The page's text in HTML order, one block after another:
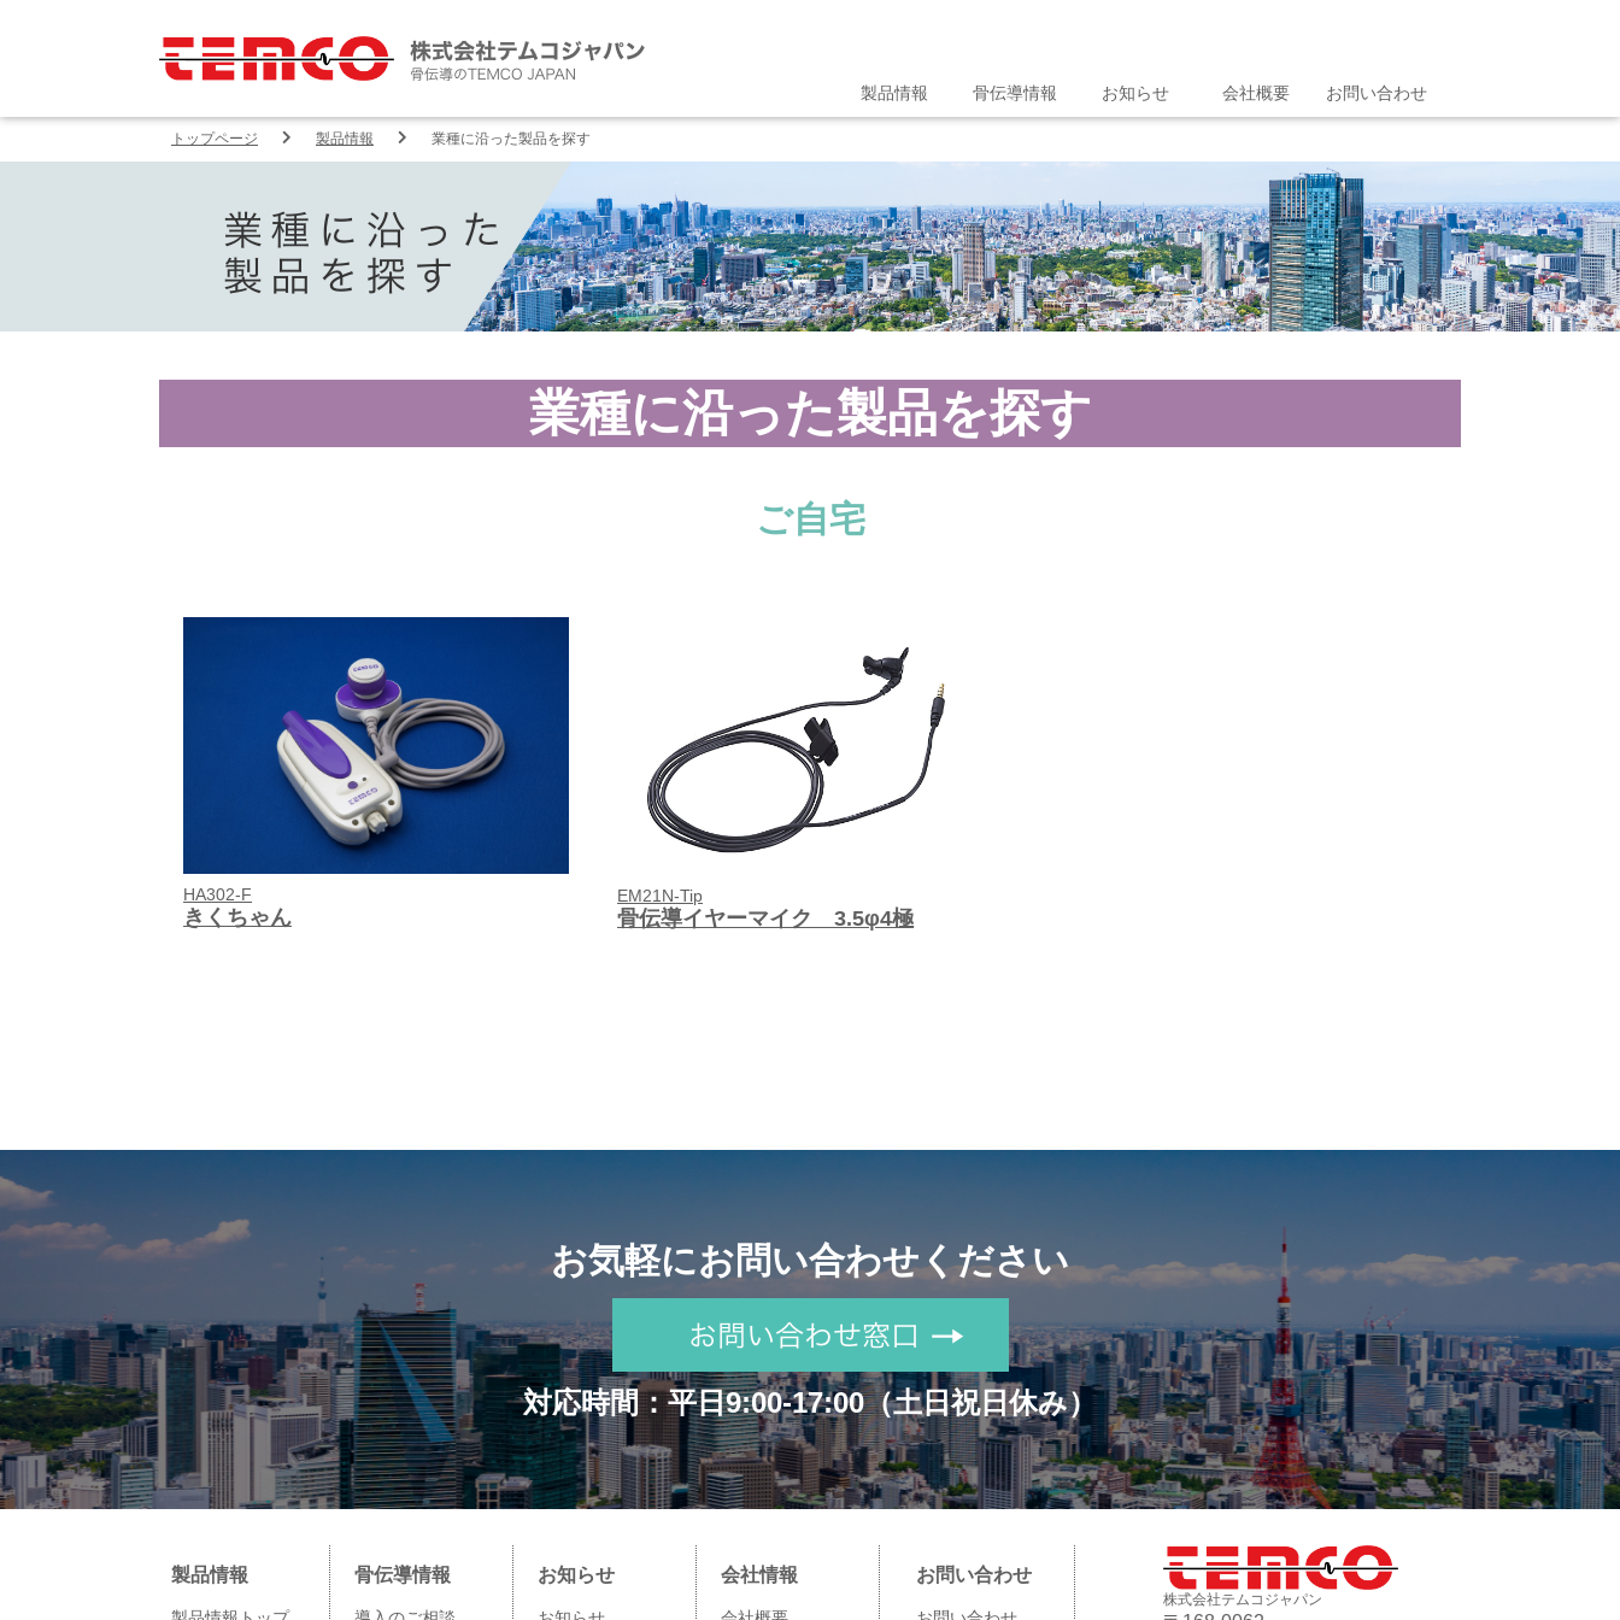
製品情報 骨伝導情報 お知らせ 会社概要 お問い合わせ
トップページ 製品情報 業種に沿った製品を探す
業種に沿った製品を探す
ご自宅
HA302-F
きくちゃん
EM21N-Tip
骨伝導イヤーマイク 3.5φ4極
お気軽にお問い合わせください
対応時間：平日9:00-17:00（土日祝日休み）
製品情報 骨伝導情報 お知らせ 会社情報 お問い合わせ
株式会社テムコジャパン